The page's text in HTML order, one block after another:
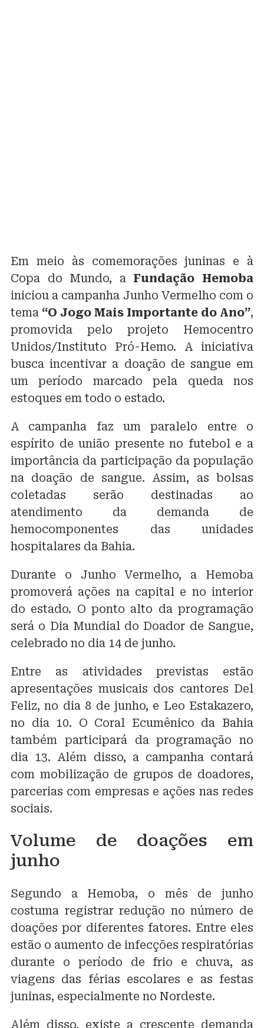
Em meio às comemorações juninas e à
Copa do Mundo, a Fundação Hemoba
iniciou a campanha Junho Vermelho com o
tema “O Jogo Mais Importante do Ano”,
promovida pelo projeto Hemocentro
Unidos/Instituto Pró-Hemo. A iniciativa
busca incentivar a doação de sangue em
um período marcado pela queda nos
estoques em todo o estado.
A campanha faz um paralelo entre o
espírito de união presente no futebol e a
importância da participação da população
na doação de sangue. Assim, as bolsas
coletadas serão destinadas ao
atendimento da demanda de
hemocomponentes das unidades
hospitalares da Bahia.
Durante o Junho Vermelho, a Hemoba
promoverá ações na capital e no interior
do estado. O ponto alto da programação
será o Dia Mundial do Doador de Sangue,
celebrado no dia 14 de junho.
Entre as atividades previstas estão
apresentações musicais dos cantores Del
Feliz, no dia 8 de junho, e Leo Estakazero,
no dia 10. O Coral Ecumênico da Bahia
também participará da programação no
dia 13. Além disso, a campanha contará
com mobilização de grupos de doadores,
parcerias com empresas e ações nas redes
sociais.
Volume de doações em
junho
Segundo a Hemoba, o mês de junho
costuma registrar redução no número de
doações por diferentes fatores. Entre eles
estão o aumento de infecções respiratórias
durante o período de frio e chuva, as
viagens das férias escolares e as festas
juninas, especialmente no Nordeste.
Além disso, existe a crescente demanda